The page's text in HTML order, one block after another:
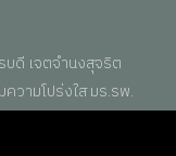
ดี เจตจำนงสุจริต
วามโปร่งใส มร.รพ.